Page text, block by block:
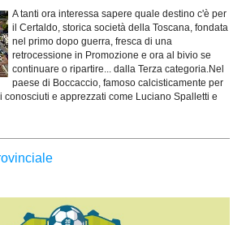
A tanti ora interessa sapere quale destino c'è per
il Certaldo, storica società della Toscana, fondata
nel primo dopo guerra, fresca di una
retrocessione in Promozione e ora al bivio se
continuare o ripartire... dalla Terza categoria.Nel
paese di Boccaccio, famoso calcisticamente per
conosciuti e apprezzati come Luciano Spalletti e